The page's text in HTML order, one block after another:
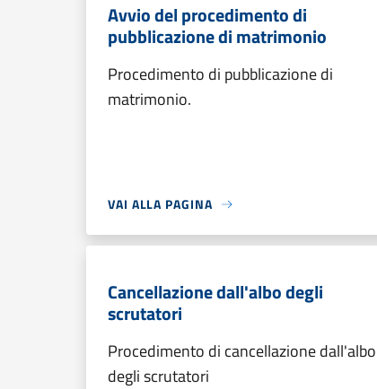
Avvio del procedimento di
pubblicazione di matrimonio
Procedimento di pubblicazione di
matrimonio.
VAI ALLA PAGINA
Cancellazione dall'albo degli
scrutatori
Procedimento di cancellazione dall'albo
degli scrutatori